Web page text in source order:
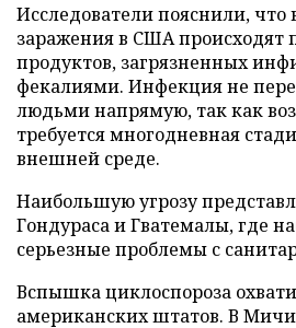
Исследователи пояснили,
заражения в США происходят
продуктов, загрязненных
фекалиями. Инфекция не
людьми напрямую, так как
требуется многодневная
внешней среде.
Наибольшую угрозу
Гондураса и Гватемалы, где
серьезные проблемы с
Вспышка циклоспороза
американских штатов. В